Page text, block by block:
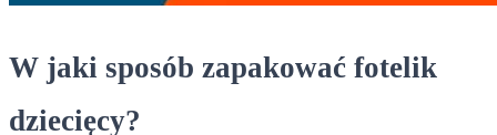
W jaki sposób zapakować fotelik
dziecięcy?